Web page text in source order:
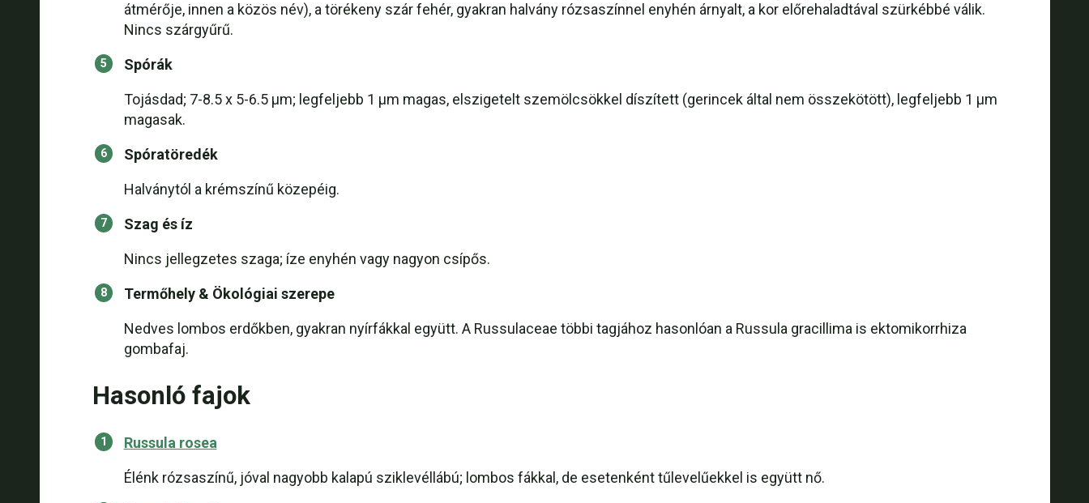
átmérője, innen a közös név), a törékeny szár fehér, gyakran halvány rózsaszínnel enyhén árnyalt, a kor előrehaladtával szürkébbé válik.
Nincs szárgyűrű.
Spórák
Tojásdad; 7-8.5 x 5-6.5 µm; legfeljebb 1 µm magas, elszigetelt szemölcsökkel díszített (gerincek által nem összekötött), legfeljebb 1 µm
magasak.
Spóratöredék
Halványtól a krémszínű közepéig.
Szag és íz
Nincs jellegzetes szaga; íze enyhén vagy nagyon csípős.
Termőhely & Ökológiai szerepe
Nedves lombos erdőkben, gyakran nyírfákkal együtt. A Russulaceae többi tagjához hasonlóan a Russula gracillima is ektomikorrhiza
gombafaj.
Hasonló fajok
Russula rosea
Élénk rózsaszínű, jóval nagyobb kalapú sziklevéllábú; lombos fákkal, de esetenként tűlevelűekkel is együtt nő.